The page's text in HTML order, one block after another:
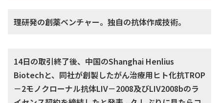
理研発の創薬ベンチャー。独自の抗体作成技術。
14日の取引終了後、中国のShanghai Henlius
Biotechと、同社が創製したがん治療用ヒト化抗TROP
－2モノクローナル抗体LIV－2008及びLIV2008bのラ